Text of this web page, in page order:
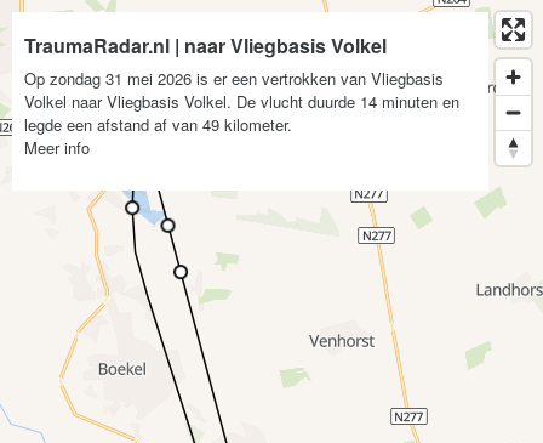
TraumaRadar.nl | naar Vliegbasis Volkel
Op zondag 31 mei 2026 is er een vertrokken van Vliegbasis
Volkel naar Vliegbasis Volkel. De vlucht duurde 14 minuten en
legde een afstand af van 49 kilometer.
Meer info